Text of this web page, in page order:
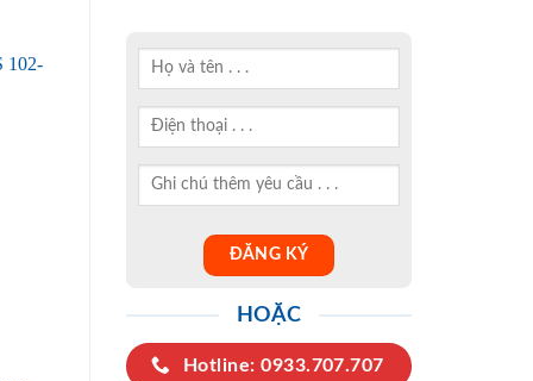
HOẶC
Hotline: 0933.707.707